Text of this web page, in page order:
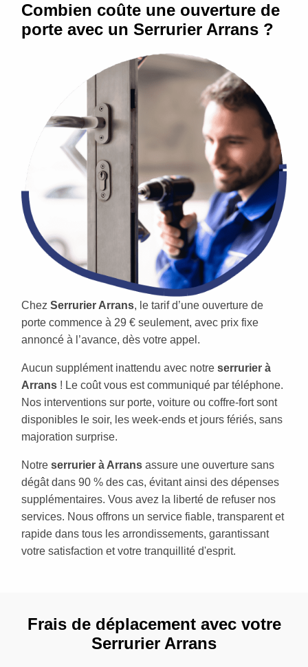
Combien coûte une ouverture de
porte avec un Serrurier Arrans ?
Chez Serrurier Arrans, le tarif d’une ouverture de
porte commence à 29 € seulement, avec prix fixe
annoncé à l’avance, dès votre appel.
Aucun supplément inattendu avec notre serrurier à
Arrans ! Le coût vous est communiqué par téléphone.
Nos interventions sur porte, voiture ou coffre-fort sont
disponibles le soir, les week-ends et jours fériés, sans
majoration surprise.
Notre serrurier à Arrans assure une ouverture sans
dégât dans 90 % des cas, évitant ainsi des dépenses
supplémentaires. Vous avez la liberté de refuser nos
services. Nous offrons un service fiable, transparent et
rapide dans tous les arrondissements, garantissant
votre satisfaction et votre tranquillité d'esprit.
Frais de déplacement avec votre
Serrurier Arrans